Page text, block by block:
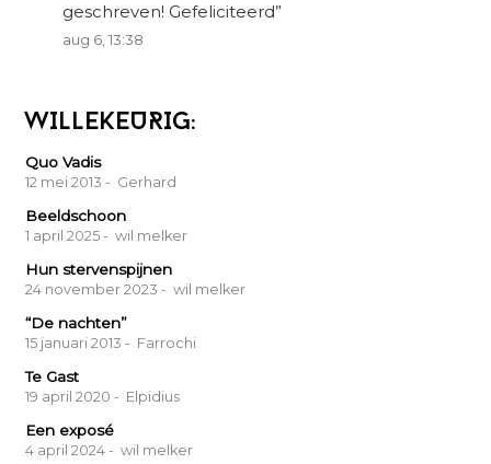
geschreven! Gefeliciteerd”
aug 6, 13:38
WILLEKEURIG:
Quo Vadis
12 mei 2013 - Gerhard
Beeldschoon
1 april 2025 - wil melker
Hun stervenspijnen
24 november 2023 - wil melker
“De nachten”
15 januari 2013 - Farrochi
Te Gast
19 april 2020 - Elpidius
Een exposé
4 april 2024 - wil melker